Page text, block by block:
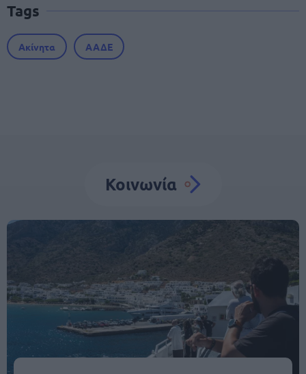
Tags
Ακίνητα ΑΑΔΕ
Κοινωνία